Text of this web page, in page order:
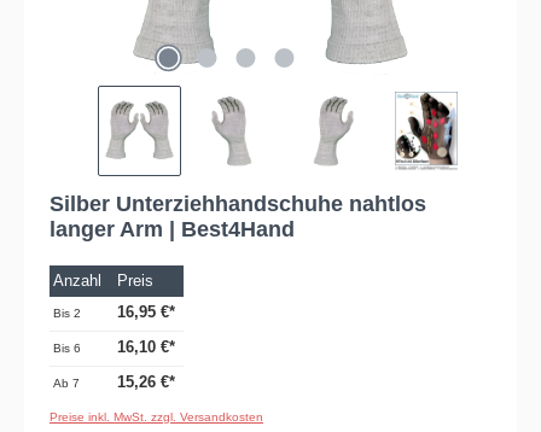
Silber Unterziehhandschuhe nahtlos
langer Arm | Best4Hand
Anzahl Preis
Bis2 16,95 €*
Bis6 16,10 €*
Ab7 15,26 €*
Preise inkl. MwSt. zzgl. Versandkosten